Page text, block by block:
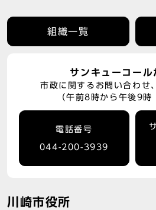
組織一覧
サンキューコール
市政に関するお問い合わせ
（午前8時から午後9
電話番号
044-200-3939
川崎市役所